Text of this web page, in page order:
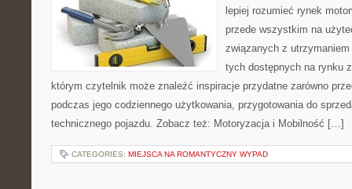
lepiej rozumieć rynek
przede wszystkim na
związanych z utrzymaniem
tych dostępnych na rynku
którym czytelnik może znaleźć inspiracje przydatne zarówno
podczas jego codziennego użytkowania, przygotowania do
technicznego pojazdu. Zobacz też: Motoryzacja i Mobilność […]
CATEGORIES: MIEJSCA NA ROMANTYCZNY WYPAD